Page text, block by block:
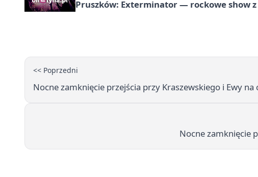
Pruszków: Exterminator — rockowe show
<< Poprzedni
Nocne zamknięcie przejścia przy Kraszewskiego i Ewy na
Nocne zamknięcie